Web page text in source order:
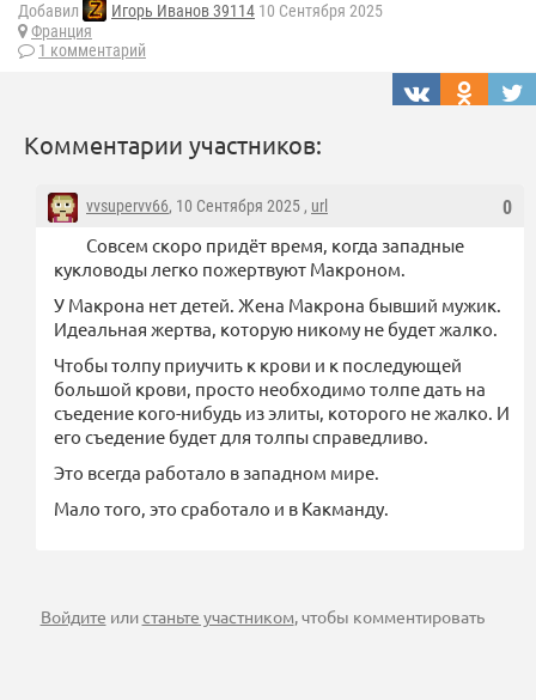
Добавил Игорь Иванов 39114 10 Сентября 2025
Франция
1 комментарий
Комментарии участников:
0
vvsupervv66, 10 Сентября 2025 , url
Совсем скоро придёт время, когда западные
кукловоды легко пожертвуют Макроном.
У Макрона нет детей. Жена Макрона бывший мужик.
Идеальная жертва, которую никому не будет жалко.
Чтобы толпу приучить к крови и к последующей
большой крови, просто необходимо толпе дать на
съедение кого-нибудь из элиты, которого не жалко. И
его съедение будет для толпы справедливо.
Это всегда работало в западном мире.
Мало того, это сработало и в Какманду.
Войдите илистаньте участником, чтобы комментировать